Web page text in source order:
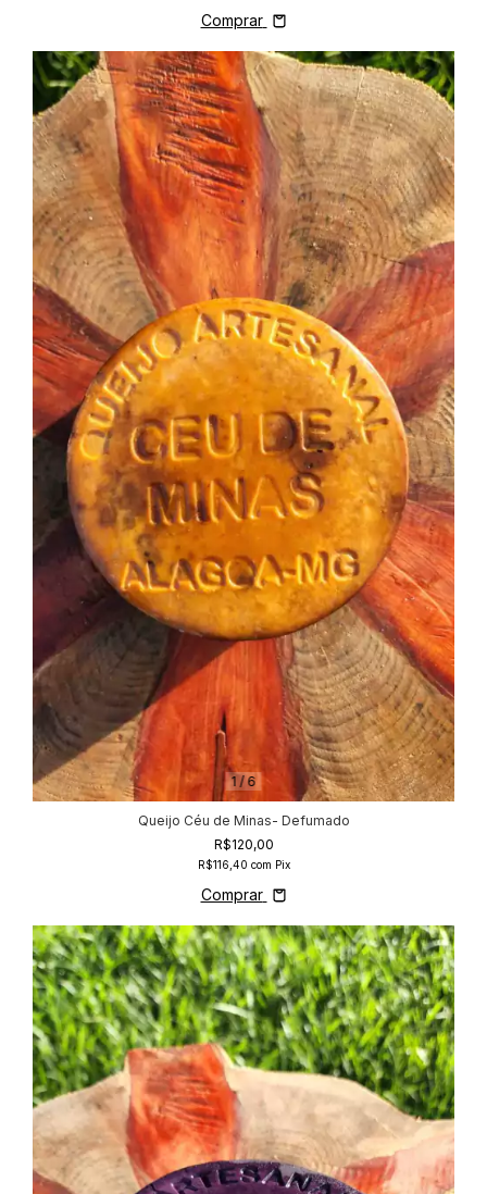
Comprar
1 /6
Queijo Céu de Minas- Defumado
R$120,00
R$116,40 com Pix
Comprar